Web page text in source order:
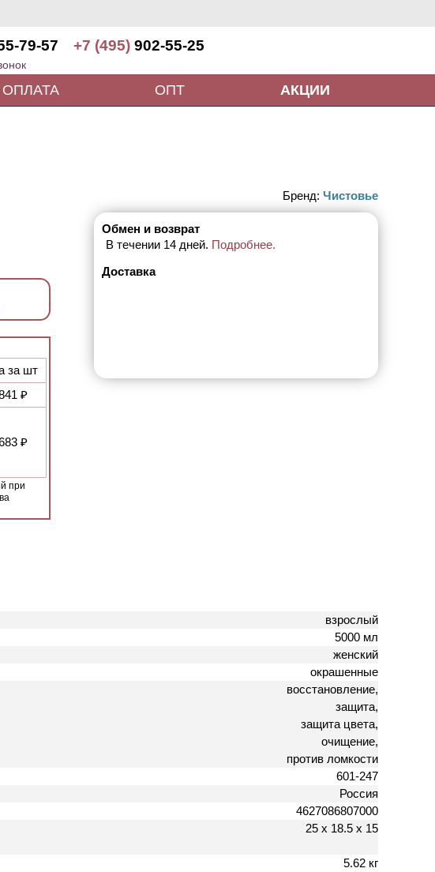
79-57 +7 (495) 902-55-25
ОПЛАТА ОПТ АКЦИИ
Бренд: Чистовье
за шт
₽
₽
при
Обмен и возврат
В течении 14 дней. Подробнее.
Доставка
взрослый
5000 мл
женский
окрашенные
восстановление,
защита,
защита цвета,
очищение,
против ломкости
601-247
Россия
4627086807000
25 х 18.5 х 15
5.62 кг